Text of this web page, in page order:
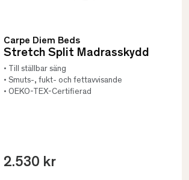
Carpe Diem Beds
Stretch Split Madrasskydd
• Till ställbar säng
• Smuts-, fukt- och fettavvisande
• OEKO-TEX-Certifierad
2.530 kr